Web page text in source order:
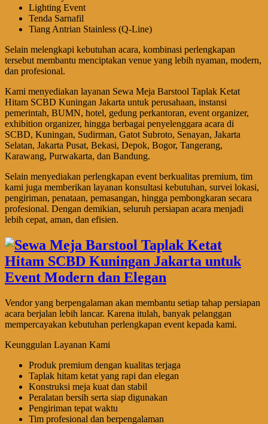
Lighting Event
Tenda Sarnafil
Tiang Antrian Stainless (Q-Line)
Selain melengkapi kebutuhan acara, kombinasi perlengkapan
tersebut membantu menciptakan venue yang lebih nyaman, modern,
dan profesional.
Kami menyediakan layanan Sewa Meja Barstool Taplak Ketat
Hitam SCBD Kuningan Jakarta untuk perusahaan, instansi
pemerintah, BUMN, hotel, gedung perkantoran, event organizer,
exhibition organizer, hingga berbagai penyelenggara acara di
SCBD, Kuningan, Sudirman, Gatot Subroto, Senayan, Jakarta
Selatan, Jakarta Pusat, Bekasi, Depok, Bogor, Tangerang,
Karawang, Purwakarta, dan Bandung.
Selain menyediakan perlengkapan event berkualitas premium, tim
kami juga memberikan layanan konsultasi kebutuhan, survei lokasi,
pengiriman, penataan, pemasangan, hingga pembongkaran secara
profesional. Dengan demikian, seluruh persiapan acara menjadi
lebih cepat, aman, dan efisien.
Vendor yang berpengalaman akan membantu setiap tahap persiapan
acara berjalan lebih lancar. Karena itulah, banyak pelanggan
mempercayakan kebutuhan perlengkapan event kepada kami.
Keunggulan Layanan Kami
Produk premium dengan kualitas terjaga
Taplak hitam ketat yang rapi dan elegan
Konstruksi meja kuat dan stabil
Peralatan bersih serta siap digunakan
Pengiriman tepat waktu
Tim profesional dan berpengalaman